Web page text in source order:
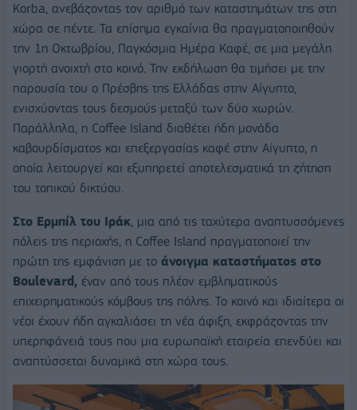
Korba, ανεβάζοντας τον αριθμό των καταστημάτων της στη
χώρα σε πέντε. Τα επίσημα εγκαίνια θα πραγματοποιηθούν
την 1η Οκτωβρίου, Παγκόσμια Ημέρα Καφέ, σε μια μεγάλη
γιορτή ανοιχτή στο κοινό. Την εκδήλωση θα τιμήσει με την
παρουσία του ο Πρέσβης της Ελλάδας στην Αίγυπτο,
ενισχύοντας τους δεσμούς μεταξύ των δύο χωρών.
Παράλληλα, η Coffee Island διαθέτει ήδη μονάδα
καβουρδίσματος και επεξεργασίας καφέ στην Αίγυπτο, η
οποία λειτουργεί και εξυπηρετεί αποτελεσματικά τη ζήτηση
του τοπικού δικτύου.
Στο Ερμπίλ του Ιράκ, μια από τις ταχύτερα αναπτυσσόμενες
πόλεις της περιοχής, η Coffee Island πραγματοποιεί την
πρώτη της εμφάνιση με το άνοιγμα καταστήματος στο
Boulevard, έναν από τους πλέον εμβληματικούς
επιχειρηματικούς κόμβους της πόλης. Το κοινό και ιδιαίτερα οι
νέοι έχουν ήδη αγκαλιάσει τη νέα άφιξη, εκφράζοντας την
υπερηφάνειά τους που μια ευρωπαϊκή εταιρεία επενδύει και
αναπτύσσεται δυναμικά στη χώρα τους.